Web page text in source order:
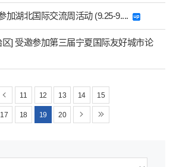
加湖北国际交流周活动 (9.25-9....
] 受邀参加第三届宁夏国际友好城市论
11 12 13 14 15
17 18 19 20